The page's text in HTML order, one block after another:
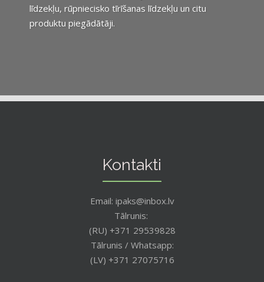
līdzekļu, rūpniecisko tīrīšanas līdzekļu un citu
produktu piegādātāji.
Kontakti
Email: ipaks@inbox.lv
Tālrunis:
(RU) +371 29539828
Tālrunis / Whatsapp:
(LV) +371 27075716